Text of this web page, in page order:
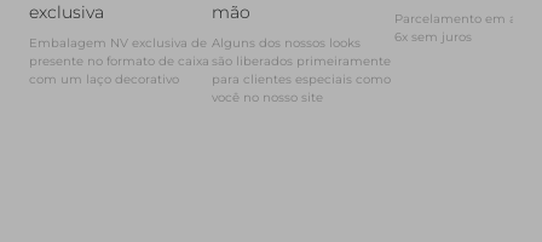
exclusiva
Embalagem NV exclusiva de
presente no formato de caixa
com um laço decorativo
mão
Alguns dos nossos looks
são liberados primeiramente
para clientes especiais como
você no nosso site
Parcelamento em até
6x sem juros